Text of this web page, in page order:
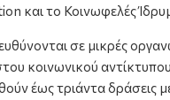
και το Κοινωφελές
σε μικρές
κοινωνικού
έως τριάντα δράσεις